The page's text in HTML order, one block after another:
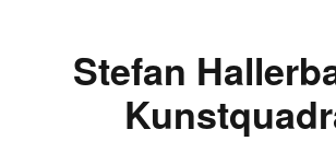
Stefan